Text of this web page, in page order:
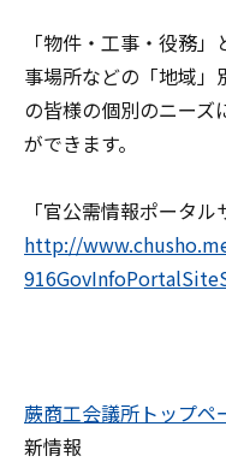
「物件・工事・役務
事場所などの「地域
の皆様の個別のニーズ
ができます。
「官公需情報ポータル
http://
蕨商工会議所トップペ
新情報